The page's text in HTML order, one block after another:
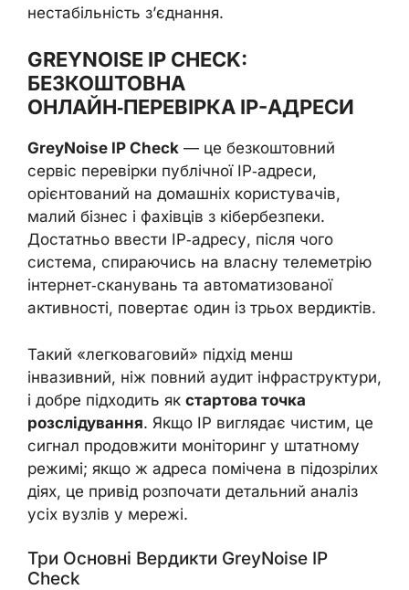
нестабільність з’єднання.
GREYNOISE IP CHECK:
БЕЗКОШТОВНА
ОНЛАЙН‑ПЕРЕВІРКА IP-АДРЕСИ
GreyNoise IP Check — це безкоштовний
сервіс перевірки публічної IP‑адреси,
орієнтований на домашніх користувачів,
малий бізнес і фахівців з кібербезпеки.
Достатньо ввести IP‑адресу, після чого
система, спираючись на власну телеметрію
інтернет‑сканувань та автоматизованої
активності, повертає один із трьох вердиктів.
Такий «легковаговий» підхід менш
інвазивний, ніж повний аудит інфраструктури,
і добре підходить як стартова точка
розслідування. Якщо IP виглядає чистим, це
сигнал продовжити моніторинг у штатному
режимі; якщо ж адреса помічена в підозрілих
діях, це привід розпочати детальний аналіз
усіх вузлів у мережі.
Три Основні Вердикти GreyNoise IP
Check